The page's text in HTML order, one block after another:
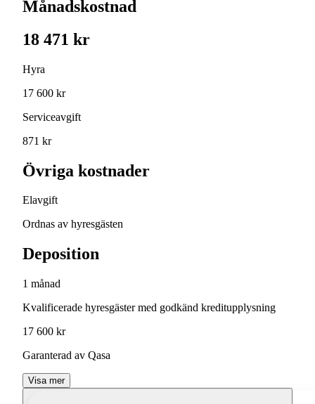
Månadskostnad
18 471 kr
Hyra
17 600 kr
Serviceavgift
871 kr
Övriga kostnader
Elavgift
Ordnas av hyresgästen
Deposition
1 månad
Kvalificerade hyresgäster med godkänd kreditupplysning
17 600 kr
Garanterad av Qasa
Visa mer